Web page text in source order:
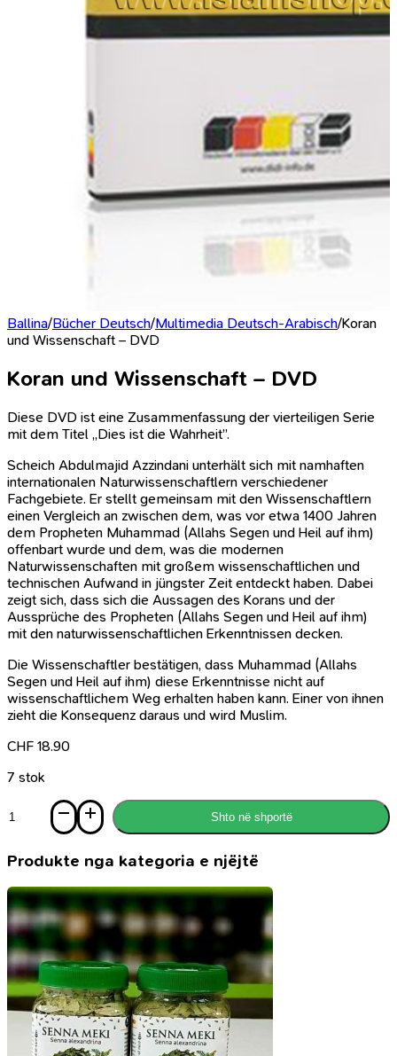
Ballina/Bücher Deutsch/Multimedia Deutsch-Arabisch/Koran
und Wissenschaft – DVD
Koran und Wissenschaft – DVD
Diese DVD ist eine Zusammenfassung der vierteiligen Serie
mit dem Titel ,,Dies ist die Wahrheit”.
Scheich Abdulmajid Azzindani unterhält sich mit namhaften
internationalen Naturwissenschaftlern verschiedener
Fachgebiete. Er stellt gemeinsam mit den Wissenschaftlern
einen Vergleich an zwischen dem, was vor etwa 1400 Jahren
dem Propheten Muhammad (Allahs Segen und Heil auf ihm)
offenbart wurde und dem, was die modernen
Naturwissenschaften mit großem wissenschaftlichen und
technischen Aufwand in jüngster Zeit entdeckt haben. Dabei
zeigt sich, dass sich die Aussagen des Korans und der
Aussprüche des Propheten (Allahs Segen und Heil auf ihm)
mit den naturwissenschaftlichen Erkenntnissen decken.
Die Wissenschaftler bestätigen, dass Muhammad (Allahs
Segen und Heil auf ihm) diese Erkenntnisse nicht auf
wissenschaftlichem Weg erhalten haben kann. Einer von ihnen
zieht die Konsequenz daraus und wird Muslim.
CHF 18.90
7 stok
Koran
Wissenschaft
DVD
Shto në shportë
Produkte nga kategoria e njëjtë